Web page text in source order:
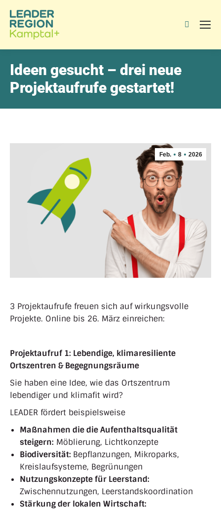
Search:
Ideen gesucht – drei neue
Projektaufrufe gestartet!
Feb. 8 2026
3 Projektaufrufe freuen sich auf wirkungsvolle
Projekte. Online bis 26. März einreichen:
Projektaufruf 1: Lebendige, klimaresiliente
Ortszentren & Begegnungsräume
Sie haben eine Idee, wie das Ortszentrum
lebendiger und klimafit wird?
LEADER fördert beispielsweise
Maßnahmen die die Aufenthaltsqualität
steigern: Möblierung, Lichtkonzepte
Biodiversität: Bepflanzungen, Mikroparks,
Kreislaufsysteme, Begrünungen
Nutzungskonzepte für Leerstand:
Zwischennutzungen, Leerstandskoordination
Stärkung der lokalen Wirtschaft: